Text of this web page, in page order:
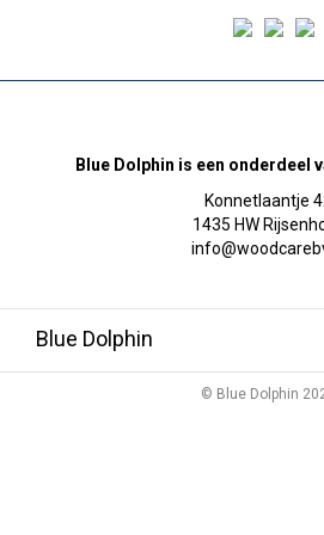
Blue Dolphin is een onderdeel
Konnetlaantje
1435 HW
Blue Dolphin
© Blue Dolphin